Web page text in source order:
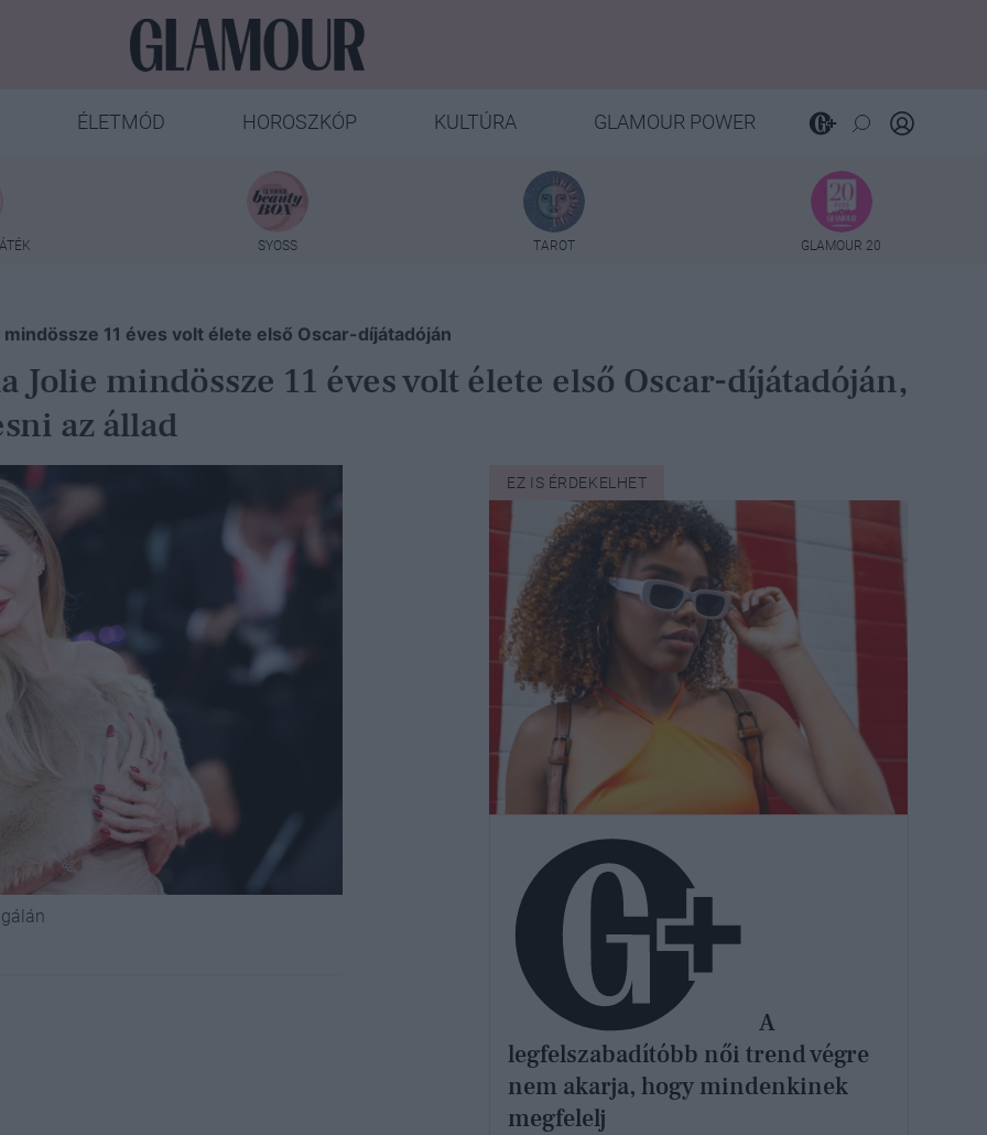
ÉLETMÓD HOROSZKÓP KULTÚRA GLAMOUR POWER
SYOSS TAROT GLAMOUR 20
11 éves volt élete első Oscar-díjátadóján
Jolie mindössze 11 éves volt élete első Oscar-díjátadóján,
az állad
EZ IS ÉRDEKELHET
A
legfelszabadítóbb női trend végre
nem akarja, hogy mindenkinek
megfelelj